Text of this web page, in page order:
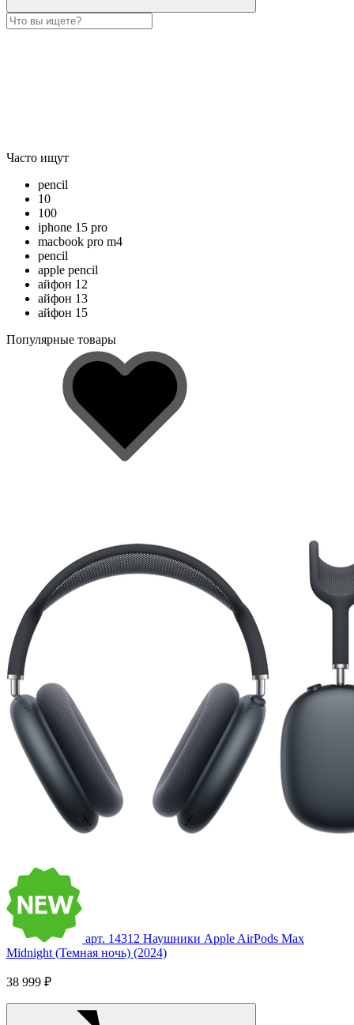
Часто ищут
pencil
10
100
iphone 15 pro
macbook pro m4
pencil
apple pencil
айфон 12
айфон 13
айфон 15
Популярные товары
арт. 14312 Наушники Apple AirPods Max
Midnight (Темная ночь) (2024)
38 999 ₽